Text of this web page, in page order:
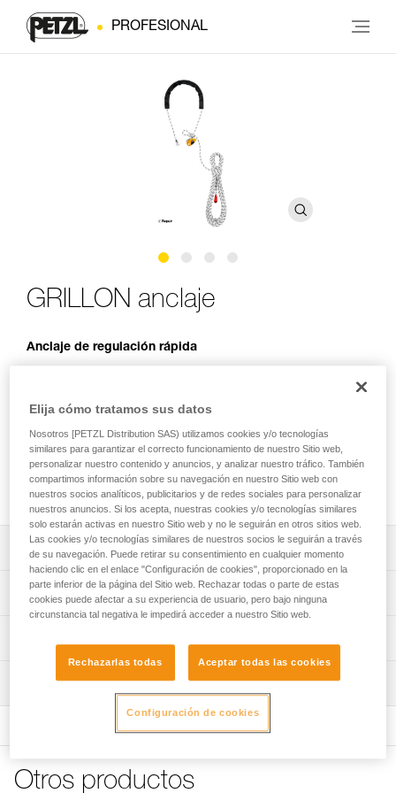
PROFESIONAL
GRILLON anclaje
Anclaje de regulación rápida
El anclaje regulable GRILLON permite realizar rápidamente
para montarlo se regula muy fácilmente gracias al aparato
autobloqueante integrado. La funda de protección extraíble
favorece el deslizamiento de la cuerda, a la vez que la
protege de los puntos de contacto agresivos. Disponible en
cuatro longitudes.
Descripción
Fácil de utilizar:
- Permite realizar rápidamente un anclaje regulable de
una longitud superior a dos metros.
fácilmente la longitud y la tensión en el punto de anclaje
Terminales cosidos en las dos puntas con funda plástica
para mantener el conector en posición y proteger la
cuerda de la abrasión.
los puntos de contacto agresivos, favoreciendo al mismo
Características técnicas
Características por referencia
Referencia : L052AA00
Longitud : 2 m
Garantía : 3 Años
Pack : 1
Ficha técnica
Declaración de conformidad
Consejos para el mantenimiento de tus equipos
Descargar el pdf Maintenance tips
Inspección
Procedimiento de revisión del EPI
Descargar el pdf verif EPI-GRILLON-procedure-ES
Descargar el pdf verif EPI-GRILLON-suivi-ES
Otros productos
Elija cómo tratamos sus datos
Nosotros [PETZL Distribution SAS) utilizamos cookies y/o tecnologías
similares para garantizar el correcto funcionamiento de nuestro Sitio web,
personalizar nuestro contenido y anuncios, y analizar nuestro tráfico. También
compartimos información sobre su navegación en nuestro Sitio web con
nuestros socios analíticos, publicitarios y de redes sociales para personalizar
nuestros anuncios. Si los acepta, nuestras cookies y/o tecnologías similares
solo estarán activas en nuestro Sitio web y no le seguirán en otros sitios web.
Las cookies y/o tecnologías similares de nuestros socios le seguirán a través
de su navegación. Puede retirar su consentimiento en cualquier momento
haciendo clic en el enlace "Configuración de cookies", proporcionado en la
parte inferior de la página del Sitio web. Rechazar todas o parte de estas
cookies puede afectar a su experiencia de usuario, pero bajo ninguna
circunstancia tal negativa le impedirá acceder a nuestro Sitio web.
Rechazarlas todas Aceptar todas las cookies
Configuración de cookies